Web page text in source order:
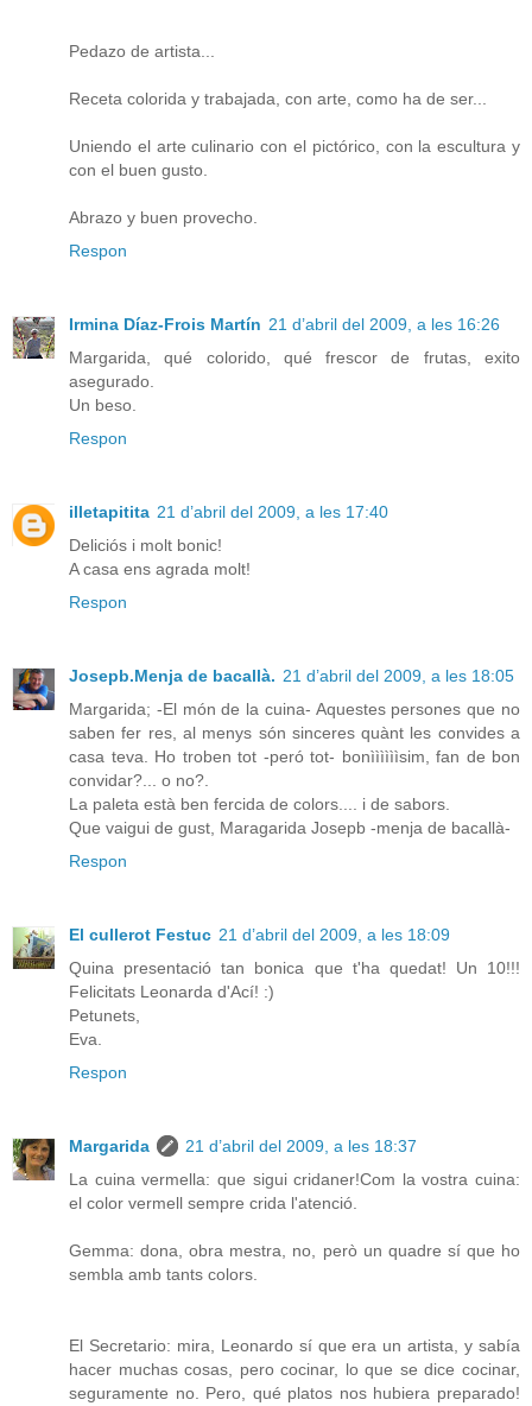
Pedazo de artista...
Receta colorida y trabajada, con arte, como ha de ser...
Uniendo el arte culinario con el pictórico, con la escultura y
con el buen gusto.
Abrazo y buen provecho.
Respon
Irmina Díaz-Frois Martín 21 d’abril del 2009, a les 16:26
Margarida, qué colorido, qué frescor de frutas, exito
asegurado.
Un beso.
Respon
illetapitita 21 d’abril del 2009, a les 17:40
Deliciós i molt bonic!
A casa ens agrada molt!
Respon
Josepb.Menja de bacallà. 21 d’abril del 2009, a les 18:05
Margarida; -El món de la cuina- Aquestes persones que no
saben fer res, al menys són sinceres quànt les convides a
casa teva. Ho troben tot -peró tot- bonììììììsim, fan de bon
convidar?... o no?.
La paleta està ben fercida de colors.... i de sabors.
Que vaigui de gust, Maragarida Josepb -menja de bacallà-
Respon
El cullerot Festuc 21 d’abril del 2009, a les 18:09
Quina presentació tan bonica que t'ha quedat! Un 10!!!
Felicitats Leonarda d'Ací! :)
Petunets,
Eva.
Respon
Margarida
21 d’abril del 2009, a les 18:37
La cuina vermella: que sigui cridaner!Com la vostra cuina:
el color vermell sempre crida l'atenció.
Gemma: dona, obra mestra, no, però un quadre sí que ho
sembla amb tants colors.
El Secretario: mira, Leonardo sí que era un artista, y sabía
hacer muchas cosas, pero cocinar, lo que se dice cocinar,
seguramente no. Pero, qué platos nos hubiera preparado!